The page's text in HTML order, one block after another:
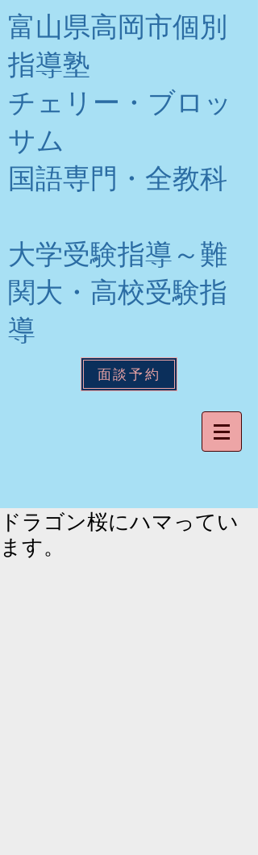
富山県高岡市個別
指導塾
チェリー・ブロッ
サム
​国語専門・全教科
大学受験指導～難
関大・高校受験指
導
面談予約
ドラゴン桜にハマってい
ます。